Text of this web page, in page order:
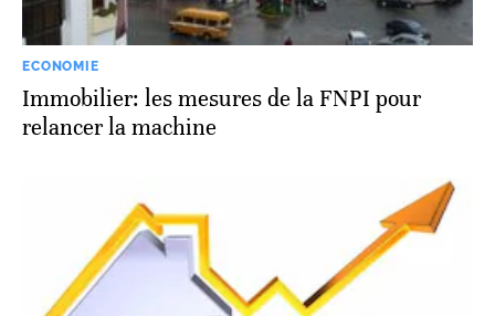
ECONOMIE
Immobilier: les mesures de la FNPI pour
relancer la machine